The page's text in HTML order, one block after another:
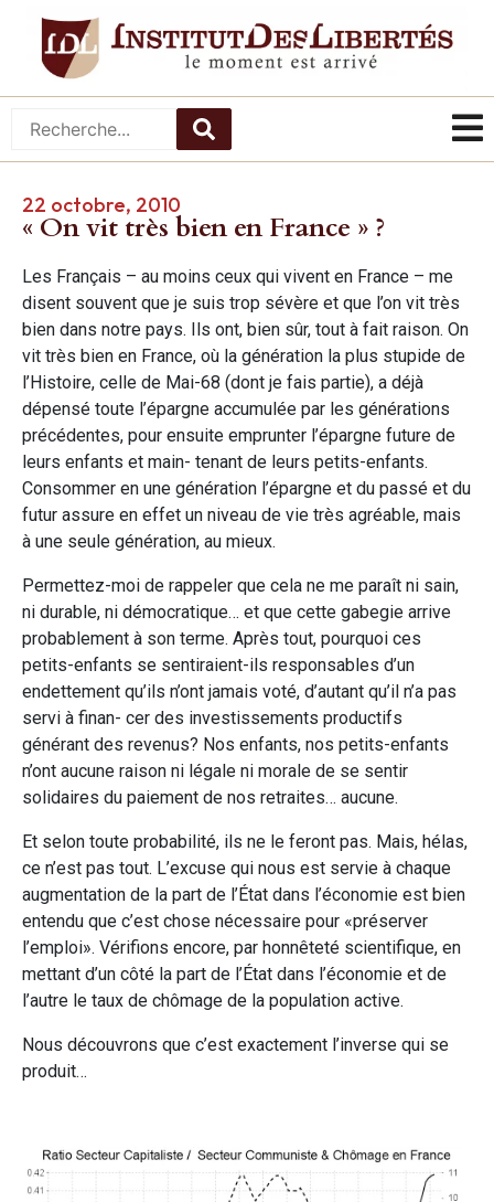
22 octobre, 2010
« On vit très bien en France » ?
Les Français – au moins ceux qui vivent en France – me
disent souvent que je suis trop sévère et que l’on vit très
bien dans notre pays. Ils ont, bien sûr, tout à fait raison. On
vit très bien en France, où la génération la plus stupide de
l’Histoire, celle de Mai-68 (dont je fais partie), a déjà
dépensé toute l’épargne accumulée par les générations
précédentes, pour ensuite emprunter l’épargne future de
leurs enfants et main- tenant de leurs petits-enfants.
Consommer en une génération l’épargne et du passé et du
futur assure en effet un niveau de vie très agréable, mais
à une seule génération, au mieux.
Permettez-moi de rappeler que cela ne me paraît ni sain,
ni durable, ni démocratique… et que cette gabegie arrive
probablement à son terme. Après tout, pourquoi ces
petits-enfants se sentiraient-ils responsables d’un
endettement qu’ils n’ont jamais voté, d’autant qu’il n’a pas
servi à finan- cer des investissements productifs
générant des revenus? Nos enfants, nos petits-enfants
n’ont aucune raison ni légale ni morale de se sentir
solidaires du paiement de nos retraites… aucune.
Et selon toute probabilité, ils ne le feront pas. Mais, hélas,
ce n’est pas tout. L’excuse qui nous est servie à chaque
augmentation de la part de l’État dans l’économie est bien
entendu que c’est chose nécessaire pour «préserver
l’emploi». Vérifions encore, par honnêteté scientifique, en
mettant d’un côté la part de l’État dans l’économie et de
l’autre le taux de chômage de la population active.
Nous découvrons que c’est exactement l’inverse qui se
produit…